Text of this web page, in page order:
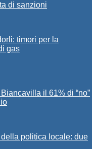
di sanzioni
timori per la
gas
il 61% di “no”
politica locale: due